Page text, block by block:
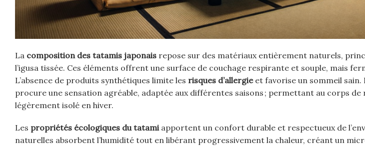
La composition des tatamis japonais repose sur des matériaux entièrement naturels,
l’igusa tissée. Ces éléments offrent une surface de couchage respirante et souple, mais
L’absence de produits synthétiques limite les risques d’allergieet favorise un sommeil sain.
procure une sensation agréable, adaptée aux différentes saisons ; permettant au corps
légèrement isolé en hiver.
Les propriétés écologiques du tatamiapportent un confort durable et respectueux de
naturelles absorbent l’humidité tout en libérant progressivement la chaleur, créant un